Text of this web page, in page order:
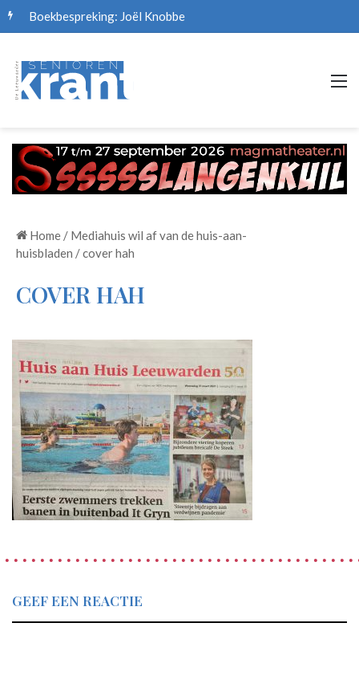
Boekbespreking: Joël Knobbe
Home / Mediahuis wil af van de huis-aan-
huisbladen /cover hah
COVER HAH
GEEF EEN REACTIE